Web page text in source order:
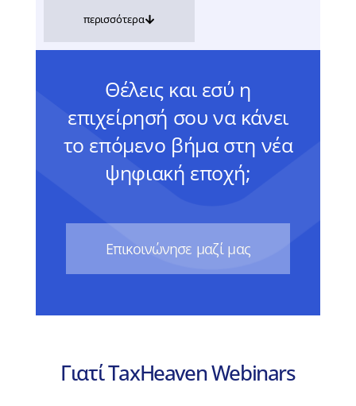
περισσότερα
Θέλεις και εσύ η
επιχείρησή σου να κάνει
το επόμενο βήμα στη νέα
ψηφιακή εποχή;
Eπικοινώνησε μαζί μας
Γιατί TaxHeaven Webinars